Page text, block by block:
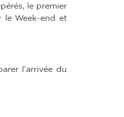
le premier
le Week-end et
l’arrivée du